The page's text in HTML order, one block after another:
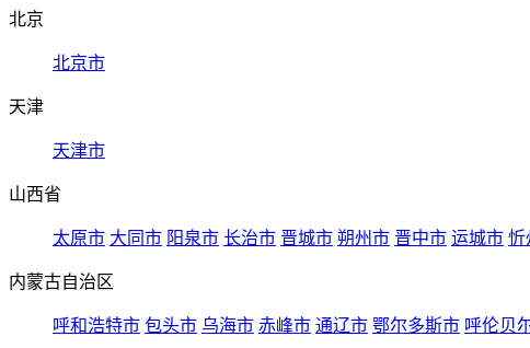
北京
北京市
天津
天津市
山西省
太原市 大同市 阳泉市 长治市 晋城市 朔州市 晋中市 运城市 忻
内蒙古自治区
呼和浩特市 包头市 乌海市 赤峰市 通辽市 鄂尔多斯市 呼伦贝